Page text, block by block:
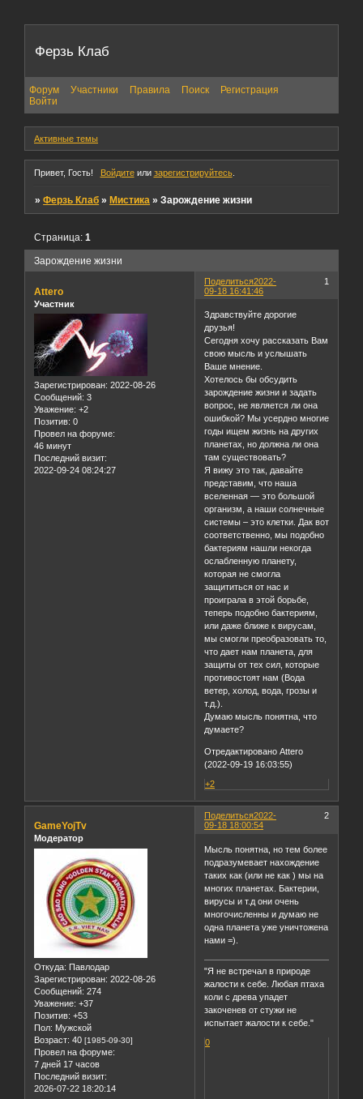
Ферзь Клаб
Форум Участники Правила Поиск
Регистрация
Войти
Активные темы
Привет, Гость! Войдитеили зарегистрируйтесь.
»Ферзь Клаб »Мистика »Зарождение жизни
Зарождение жизни
Страница:1
Поделиться 1
2022-
09-18 16:41:46
Attero
Участник
Зарегистрирован: 2022-08-26
Сообщений: 3
Уважение: +2
Позитив: 0
Провел на форуме:
46 минут
Последний визит:
2022-09-24 08:24:27
Здравствуйте дорогие
друзья!
Сегодня хочу рассказать Вам
свою мысль и услышать
Ваше мнение.
Хотелось бы обсудить
зарождение жизни и задать
вопрос, не является ли она
ошибкой? Мы усердно многие
годы ищем жизнь на других
планетах, но должна ли она
там существовать?
Я вижу это так, давайте
представим, что наша
вселенная — это большой
организм, а наши солнечные
системы – это клетки. Дак вот
соответственно, мы подобно
бактериям нашли некогда
ослабленную планету,
которая не смогла
защититься от нас и
проиграла в этой борьбе,
теперь подобно бактериям,
или даже ближе к вирусам,
мы смогли преобразовать то,
что дает нам планета, для
защиты от тех сил, которые
противостоят нам (Вода
ветер, холод, вода, грозы и
т.д.).
Думаю мысль понятна, что
думаете?
Отредактировано Attero
(2022-09-19 16:03:55)
+2
Поделиться 2
2022-
09-18 18:00:54
GameYojTv
Модератор
Откуда: Павлодар
Зарегистрирован: 2022-08-26
Сообщений: 274
Уважение: +37
Позитив: +53
Пол: Мужской
Возраст: 40 [1985-09-30]
Провел на форуме:
7 дней 17 часов
Последний визит:
2026-07-22 18:20:14
Мысль понятна, но тем более
подразумевает нахождение
таких как (или не как ) мы на
многих планетах. Бактерии,
вирусы и т.д они очень
многочисленны и думаю не
одна планета уже уничтожена
нами =).
"Я не встречал в природе
жалости к себе. Любая птаха
коли с древа упадет
закоченев от стужи не
испытает жалости к себе."
0